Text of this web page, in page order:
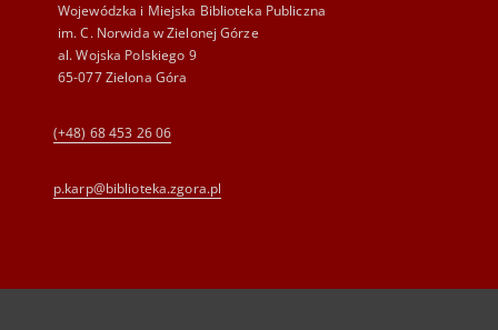
Wojewódzka i Miejska Biblioteka Publiczna
im. C. Norwida w Zielonej Górze
al. Wojska Polskiego 9
65-077 Zielona Góra
(+48) 68 453 26 06
p.karp@biblioteka.zgora.pl